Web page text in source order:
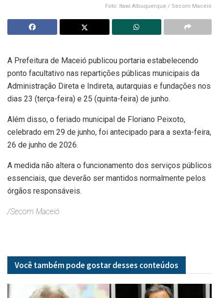
Foto: Itawi Albuquerque / Secom Maceió
A Prefeitura de Maceió publicou portaria estabelecendo
ponto facultativo nas repartições públicas municipais da
Administração Direta e Indireta, autarquias e fundações nos
dias 23 (terça-feira) e 25 (quinta-feira) de junho.
Além disso, o feriado municipal de Floriano Peixoto,
celebrado em 29 de junho, foi antecipado para a sexta-feira,
26 de junho de 2026.
A medida não altera o funcionamento dos serviços públicos
essenciais, que deverão ser mantidos normalmente pelos
órgãos responsáveis.
/Secom Maceió
Você também pode gostar desses conteúdos